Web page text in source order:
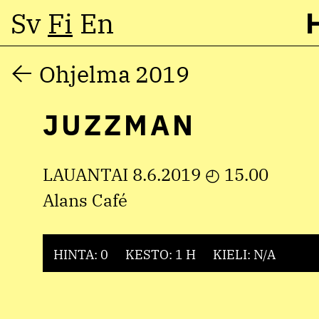
Hyppää
sisältöön
Sv Fi En
Ohjelma 2019
JUZZMAN
LAUANTAI 8.6.2019 ◴ 15.00
Alans Café
HINTA: 0 KESTO: 1 H KIELI: N/A